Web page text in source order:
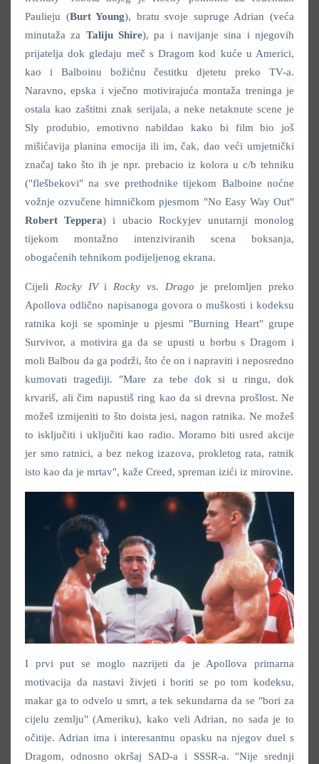
Paulieju (Burt Young), bratu svoje supruge Adrian (veća
minutaža za Taliju Shire), pa i navijanje sina i njegovih
prijatelja dok gledaju meč s Dragom kod kuće u Americi,
kao i Balboinu božićnu čestitku djetetu preko TV-a.
Naravno, epska i vječno motivirajuća montaža treninga je
ostala kao zaštitni znak serijala, a neke netaknute scene je
Sly produbio, emotivno nabildao kako bi film bio još
mišićavija planina emocija ili im, čak, dao veći umjetnički
značaj tako što ih je npr. prebacio iz kolora u c/b tehniku
("flešbekovi" na sve prethodnike tijekom Balboine noćne
vožnje ozvučene himničkom pjesmom "No Easy Way Out"
Robert Teppera) i ubacio Rockyjev unutarnji monolog
tijekom montažno intenziviranih scena boksanja,
obogaćenih tehnikom podijeljenog ekrana.
Cijeli Rocky IViRocky vs. Drago je prelomljen preko
Apollova odlično napisanoga govora o muškosti i kodeksu
ratnika koji se spominje u pjesmi "Burning Heart" grupe
Survivor, a motivira ga da se upusti u borbu s Dragom i
moli Balbou da ga podrži, što će on i napraviti i neposredno
kumovati tragediji. "Mare za tebe dok si u ringu, dok
krvariš, ali čim napustiš ring kao da si drevna prošlost. Ne
možeš izmijeniti to što doista jesi, nagon ratnika. Ne možeš
to isključiti i uključiti kao radio. Moramo biti usred akcije
jer smo ratnici, a bez nekog izazova, prokletog rata, ratnik
isto kao da je mrtav", kaže Creed, spreman izići iz mirovine.
I prvi put se moglo nazrijeti da je Apollova primarna
motivacija da nastavi živjeti i boriti se po tom kodeksu,
makar ga to odvelo u smrt, a tek sekundarna da se "bori za
cijelu zemlju" (Ameriku), kako veli Adrian, no sada je to
očitije. Adrian ima i interesantnu opasku na njegov duel s
Dragom, odnosno okršaj SAD-a i SSSR-a. "Nije srednji